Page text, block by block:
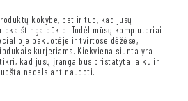
kokybe, bet ir tuo, kad jūsų
būkle. Todėl mūsų kompiuteriai
pakuotėje ir tvirtose dėžėse,
kurjeriams. Kiekviena siunta yra
kad jūsų įranga bus pristatyta laiku ir
nedelsiant naudoti.